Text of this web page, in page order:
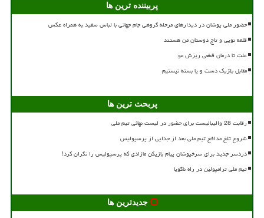
پربیننده ترین ها
حضور ملی پوشان در دیدارهای مرحله گروهی جام جهانی با لباس سفید به همراه عکس
قلعه نویی و تاج دوستان من هستند
علت تا درمان قطعی ریزش مو
مقابل بلژیک دست و پا بسته نیستیم
پربحث ترین ها
رقابت 28 والیبالیست برای حضور در لیست نهائی تیم ملی
شروع تلخ مدافع تیم ملی بعد از جدایی از پرسپولیس
دردسر جدید برای سرخپوشان پیام بازیکن مازادی که پرسپولیس را نگران کرد!
تیم ملی ترامپولین در راه ناگویا
جدیدترین ها